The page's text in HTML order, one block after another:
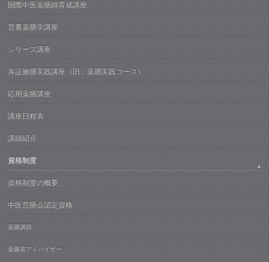
国際中医薬膳師育成講座
営養薬膳学講座
シリーズ講座
弁証施膳実践講座（旧：薬膳実践コース）
応用薬膳講座
講座日程表
講師紹介
資格制度
資格制度の概要
中医営膳会認定資格
薬膳講師
薬膳茶アドバイザー